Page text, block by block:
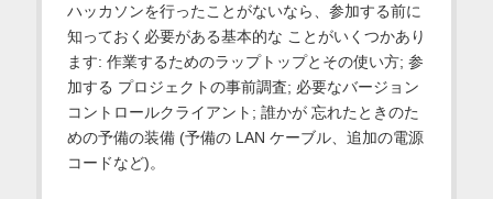
ハッカソンを行ったことがないなら、参加する前に
知っておく必要がある基本的な ことがいくつかあり
ます: 作業するためのラップトップとその使い方; 参
加する プロジェクトの事前調査; 必要なバージョン
コントロールクライアント; 誰かが 忘れたときのた
めの予備の装備 (予備の LAN ケーブル、追加の電源
コードなど)。